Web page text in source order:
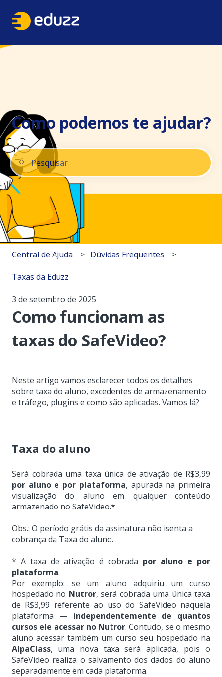
Como podemos te ajudar?
Não há sugestões porque o campo de pesquisa está
Central de Ajuda Dúvidas Frequentes
Taxas da Eduzz
3 de setembro de 2025
Como funcionam as
taxas do SafeVideo?
Neste artigo vamos esclarecer todos os detalhes
sobre taxa do aluno, excedentes de armazenamento
e tráfego, plugins e como são aplicadas. Vamos lá?
Taxa do aluno
Será cobrada uma taxa única de ativação de R$3,99
por aluno e por plataforma, apurada na primeira
visualização do aluno em qualquer conteúdo
armazenado no SafeVideo.*
Obs.: O período grátis da assinatura não isenta a
cobrança da Taxa do aluno.
* A taxa de ativação é cobrada por aluno e por
plataforma.
Por exemplo: se um aluno adquiriu um curso
hospedado no Nutror, será cobrada uma única taxa
de R$3,99 referente ao uso do SafeVideo naquela
plataforma — independentemente de quantos
cursos ele acessar no Nutror. Contudo, se o mesmo
aluno acessar também um curso seu hospedado na
AlpaClass, uma nova taxa será aplicada, pois o
SafeVideo realiza o salvamento dos dados do aluno
separadamente em cada plataforma.